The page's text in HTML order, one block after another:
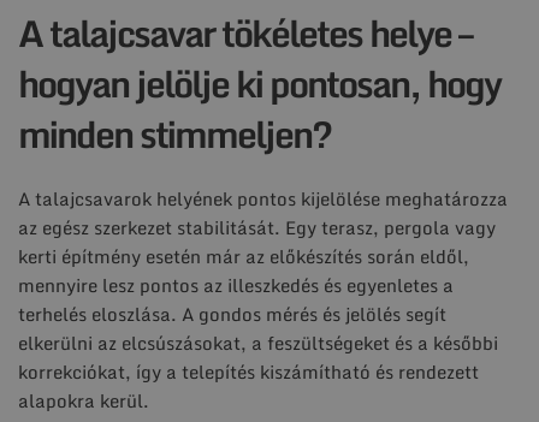
A talajcsavar tökéletes helye –
hogyan jelölje ki pontosan, hogy
minden stimmeljen?
A talajcsavarok helyének pontos kijelölése meghatározza
az egész szerkezet stabilitását. Egy terasz, pergola vagy
kerti építmény esetén már az előkészítés során eldől,
mennyire lesz pontos az illeszkedés és egyenletes a
terhelés eloszlása. A gondos mérés és jelölés segít
elkerülni az elcsúszásokat, a feszültségeket és a későbbi
korrekciókat, így a telepítés kiszámítható és rendezett
alapokra kerül.